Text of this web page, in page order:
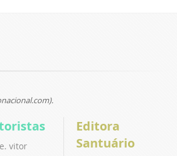
vitor
Editora
Santuário